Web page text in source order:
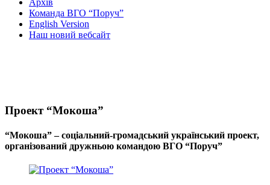
Архів
Команда ВГО “Поруч”
English Version
Наш новий вебсайт
Проект “Мокоша”
“Мокоша” – соціальний-громадський український проект,
організований дружньою командою ВГО “Поруч”